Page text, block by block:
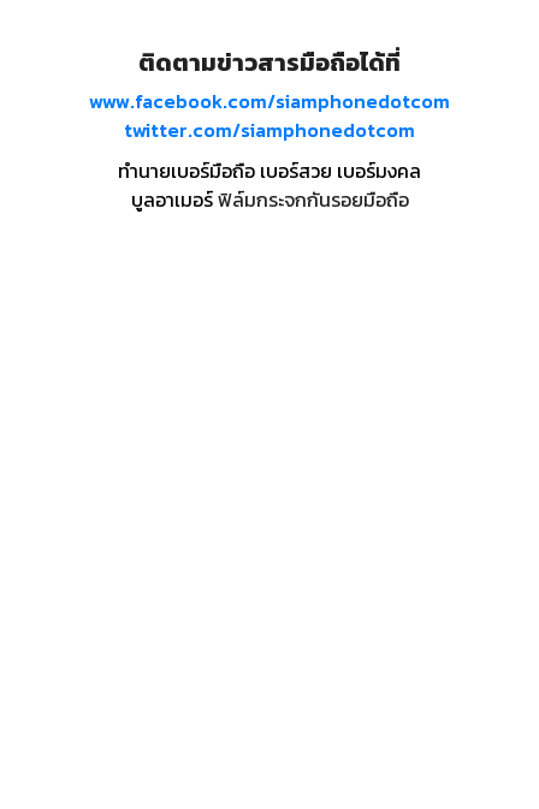
ติดตามข่าวสารมือถือได้ที่
www.facebook.com/siamphonedotcom
twitter.com/siamphonedotcom
ทำนายเบอร์มือถือ เบอร์สวย เบอร์มงคล
บูลอาเมอร์ฟิล์มกระจกกันรอยมือถือ